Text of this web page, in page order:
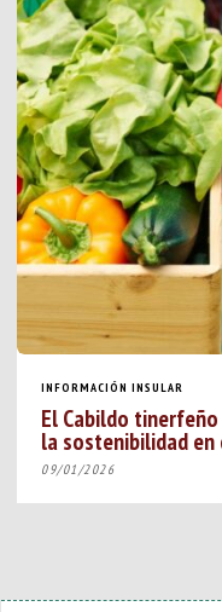
INFORMACIÓN INSULAR
El Cabildo
la sostenibilidad
09/01/2026